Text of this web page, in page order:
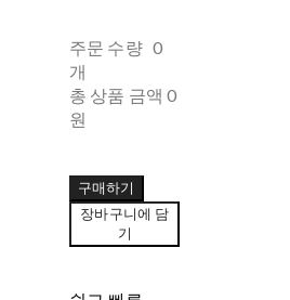
주문 수량 0
개
총 상품 금액 0
원
구매하기
장바구니에 담
기